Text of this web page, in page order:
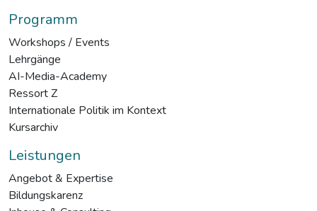
Programm
Workshops / Events
Lehrgänge
AI-Media-Academy
Ressort Z
Internationale Politik im Kontext
Kursarchiv
Leistungen
Angebot & Expertise
Bildungskarenz